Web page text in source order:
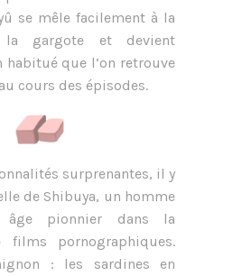
se mêle facilement à la
la gargote et devient
habitué que l’on retrouve
cours des épisodes.
surprenantes, il y
de Shibuya, un homme
âge pionnier dans la
films pornographiques.
: les sardines en